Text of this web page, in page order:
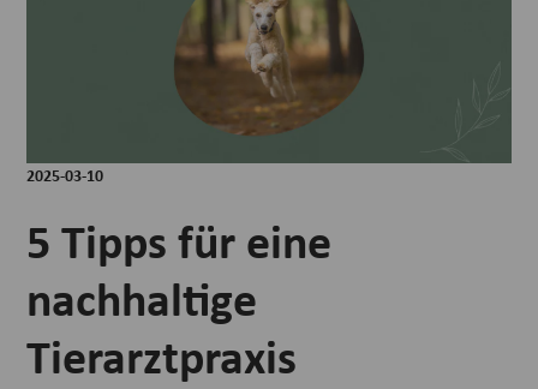
2025-03-10
5 Tipps für eine
nachhaltige
Tierarztpraxis